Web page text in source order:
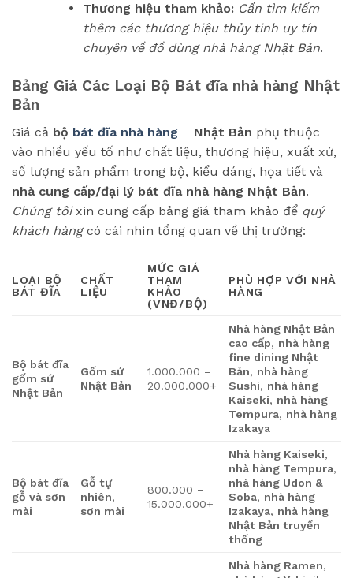
Thương hiệu tham khảo: Cần tìm kiếm
thêm các thương hiệu thủy tinh uy tín
chuyên về đồ dùng nhà hàng Nhật Bản.
Bảng Giá Các Loại Bộ Bát đĩa nhà hàng Nhật
Bản
Giá cả bộ bát đĩa nhà hàng Nhật Bản phụ thuộc
vào nhiều yếu tố như chất liệu, thương hiệu, xuất xứ,
số lượng sản phẩm trong bộ, kiểu dáng, họa tiết và
nhà cung cấp/đại lý bát đĩa nhà hàng Nhật Bản.
Chúng tôixin cung cấp bảng giá tham khảo để quý
khách hàngcó cái nhìn tổng quan về thị trường:
LOẠI BỘ
BÁT ĐĨA
CHẤT
LIỆU
MỨC GIÁ
THAM
KHẢO
(VNĐ/BỘ)
PHÙ HỢP VỚI NHÀ
HÀNG
Bộ bát đĩa
gốm sứ
Nhật Bản
Gốm sứ
Nhật Bản
1.000.000 –
20.000.000+
Nhà hàng Nhật Bản
cao cấp, nhà hàng
fine dining Nhật
Bản, nhà hàng
Sushi, nhà hàng
Kaiseki, nhà hàng
Tempura, nhà hàng
Izakaya
Bộ bát đĩa
gỗ và sơn
mài
Gỗ tự
nhiên,
sơn mài
800.000 –
15.000.000+
Nhà hàng Kaiseki,
nhà hàng Tempura,
nhà hàng Udon &
Soba, nhà hàng
Izakaya, nhà hàng
Nhật Bản truyền
thống
Nhà hàng Ramen,